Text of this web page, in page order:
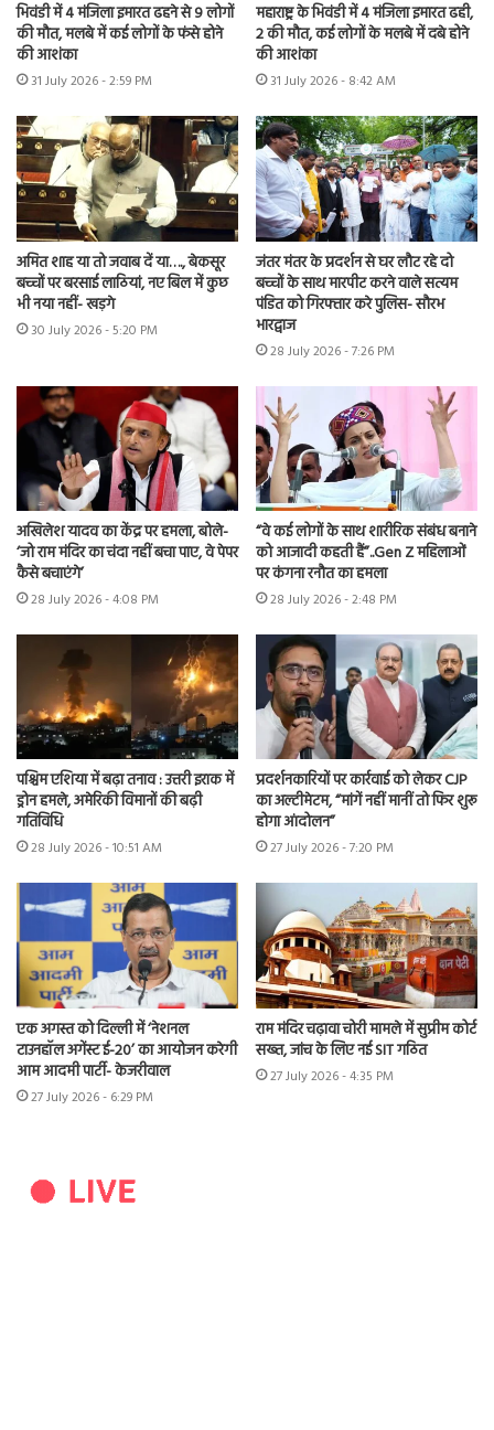
भिवंडी में 4 मंजिला इमारत ढहने से 9 लोगों
की मौत, मलबे में कई लोगों के फंसे होने
की आशंका
31 July 2026 - 2:59 PM
महाराष्ट्र के भिवंडी में 4 मंजिला इमारत ढही,
2 की मौत, कई लोगों के मलबे में दबे होने
की आशंका
31 July 2026 - 8:42 AM
अमित शाह या तो जवाब दें या…., बेकसूर
बच्चों पर बरसाई लाठियां, नए बिल में कुछ
भी नया नहीं- खड़गे
30 July 2026 - 5:20 PM
जंतर मंतर के प्रदर्शन से घर लौट रहे दो
बच्चों के साथ मारपीट करने वाले सत्यम
पंडित को गिरफ्तार करे पुलिस- सौरभ
भारद्वाज
28 July 2026 - 7:26 PM
अखिलेश यादव का केंद्र पर हमला, बोले-
‘जो राम मंदिर का चंदा नहीं बचा पाए, वे पेपर
कैसे बचाएंगे’
28 July 2026 - 4:08 PM
“वे कई लोगों के साथ शारीरिक संबंध बनाने
को आजादी कहती हैं”..Gen Z महिलाओं
पर कंगना रनौत का हमला
28 July 2026 - 2:48 PM
पश्चिम एशिया में बढ़ा तनाव : उत्तरी इराक में
ड्रोन हमले, अमेरिकी विमानों की बढ़ी
गतिविधि
28 July 2026 - 10:51 AM
प्रदर्शनकारियों पर कार्रवाई को लेकर CJP
का अल्टीमेटम, “मांगें नहीं मानीं तो फिर शुरू
होगा आंदोलन”
27 July 2026 - 7:20 PM
एक अगस्त को दिल्ली में ‘नेशनल
टाउनहॉल अगेंस्ट ई-20’ का आयोजन करेगी
आम आदमी पार्टी- केजरीवाल
27 July 2026 - 6:29 PM
राम मंदिर चढ़ावा चोरी मामले में सुप्रीम कोर्ट
सख्त, जांच के लिए नई SIT गठित
27 July 2026 - 4:35 PM